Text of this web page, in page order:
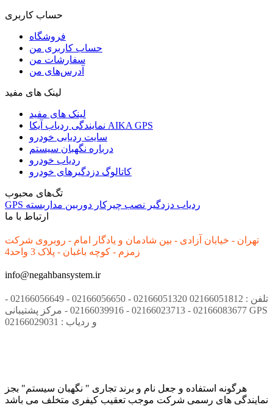
حساب کاربری
فروشگاه
حساب کاربری من
سفارشات من
آدرس‌های من
لینک های مفید
لینک های مفید
نمایندگی ردیاب آیکا AIKA GPS
سایت ردیابی خودرو
درباره نگهبان سیستم
ردیاب خودرو
کاتالوگ دزدگیرهای خودرو
تگ‌های محبوب
GPS
ردیاب دزدگیر نصب چیرکار دوربین مداربسته
ارتباط با ما
تهران - خیابان آزادی - بین شادمان و یادگار امام - روبروی شرکت
زمزم - کوچه باغبان - پلاک 3 واحد4
info@negahbansystem.ir
تلفن : 02166051812 02166051320 - 02166056650 - 02166056649 -
02166083677 - 02166023713 - 02166039916 - مرکز پشتیبانی GPS
و ردیاب : 02166029031
هرگونه استفاده و جعل نام و برند تجاری " نگهبان سیستم" بجز
نمایندگی های رسمی شرکت موجب تعقیب کیفری متخلف می باشد